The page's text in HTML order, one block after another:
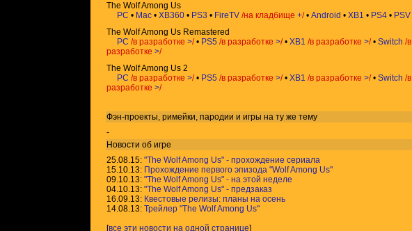
The Wolf Among Us
PC • Mac • XB360 • PS3 • FireTV /на кладбище +/• Android • XB1 • PS4 • PSV
The Wolf Among Us Remastered
PC /в разработке >/• PS5 /в разработке >/• XB1 /в разработке >/• Switch /в
разработке >/
The Wolf Among Us 2
PC /в разработке >/• PS5 /в разработке >/• XB1 /в разработке >/• Switch /в
разработке >/
Фэн-проекты, римейки, пародии и игры на ту же тему
-
Новости об игре
25.08.15: "The Wolf Among Us" - прохождение сериала
15.10.13: Прохождение первого эпизода "Wolf Among Us"
09.10.13: "The Wolf Among Us" - на этой неделе
04.10.13: "The Wolf Among Us" - предзаказ
16.09.13: Квестовые релизы: планы на осень
14.08.13: Трейлер "The Wolf Among Us"
[все эти новости на одной странице]